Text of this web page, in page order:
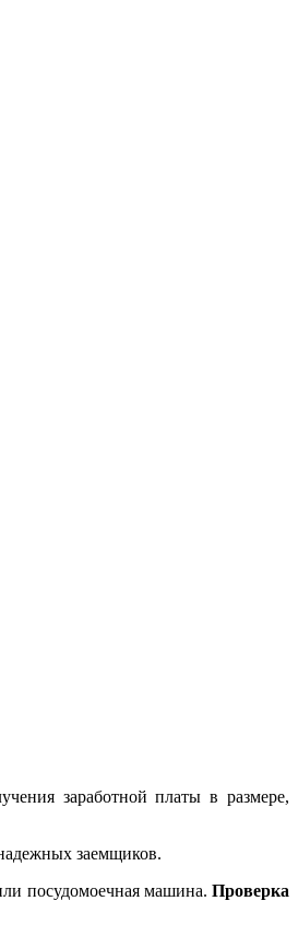
заработной платы в размере,
заемщиков.
посудомоечная машина.Проверка